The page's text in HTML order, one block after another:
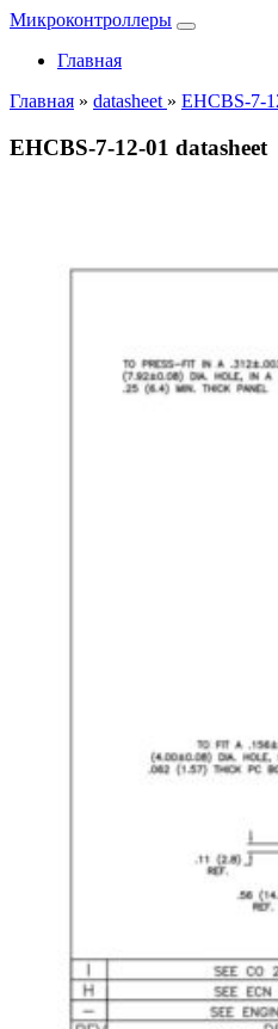
Микроконтроллеры
Главная
Главная » datasheet » EHCBS-7-
EHCBS-7-12-01 datasheet